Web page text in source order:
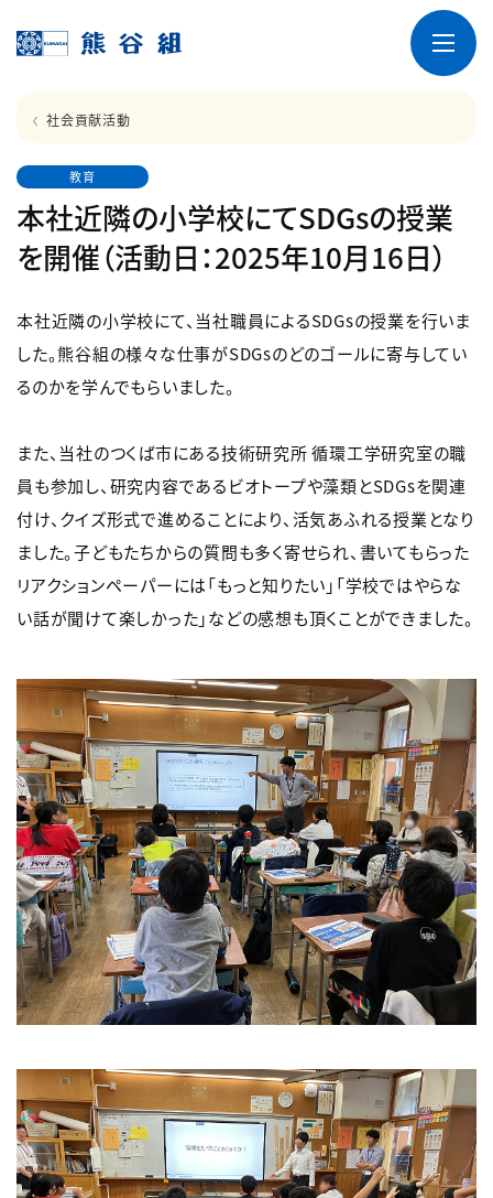
社会貢献活動
教育
本社近隣の小学校にてSDGsの授業
を開催（活動日：2025年10月16日）
本社近隣の小学校にて、当社職員によるSDGsの授業を行いま
した。熊谷組の様々な仕事がSDGsのどのゴールに寄与してい
るのかを学んでもらいました。
また、当社のつくば市にある技術研究所 循環工学研究室の職
員も参加し、研究内容であるビオトープや藻類とSDGsを関連
付け、クイズ形式で進めることにより、活気あふれる授業となり
ました。子どもたちからの質問も多く寄せられ、書いてもらった
リアクションペーパーには「もっと知りたい」「学校ではやらな
い話が聞けて楽しかった」などの感想も頂くことができました。